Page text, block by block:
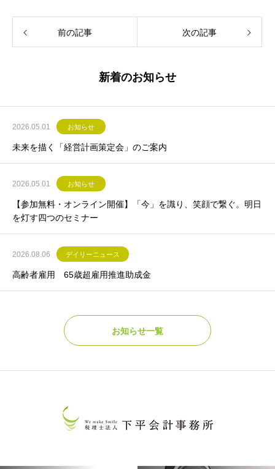
前の記事 次の記事
新着のお知らせ
2026.05.01 お知らせ
未来を描く「経営計画策定会」のご案内
2026.05.01 お知らせ
【参加無料・オンライン開催】「今」を識り、笑顔で繋ぐ。明日
を灯す四つのセミナー
2026.08.06 デイリーニュース
高齢者雇用 65歳超雇用推進助成金
お知らせ一覧